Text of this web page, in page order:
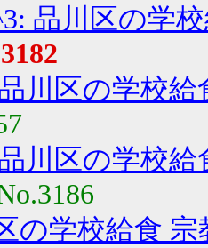
品川区の学
川区の学校
川区の学校
の学校給食